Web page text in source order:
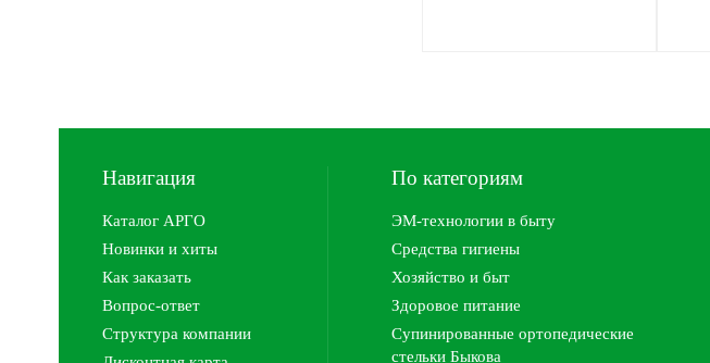
Навигация
Каталог АРГО
Новинки и хиты
Как заказать
Вопрос-ответ
Структура компании
По категориям
ЭМ-технологии в быту
Средства гигиены
Хозяйство и быт
Здоровое питание
Супинированные ортопедические
стельки Быкова